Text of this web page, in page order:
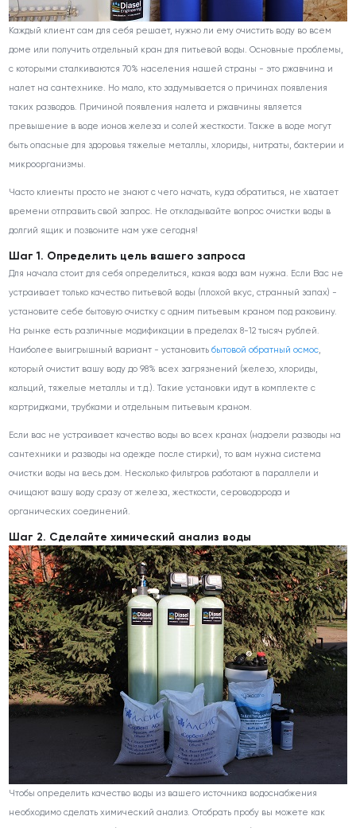
Каждый клиент сам для себя решает, нужно ли ему очистить воду во всем
доме или получить отдельный кран для питьевой воды. Основные проблемы,
с которыми сталкиваются 70% населения нашей страны - это ржавчина и
налет на сантехнике. Но мало, кто задумывается о причинах появления
таких разводов. Причиной появления налета и ржавчины является
превышение в воде ионов железа и солей жесткости. Также в воде могут
быть опасные для здоровья тяжелые металлы, хлориды, нитраты, бактерии и
микроорганизмы.
Часто клиенты просто не знают с чего начать, куда обратиться, не хватает
времени отправить свой запрос. Не откладывайте вопрос очистки воды в
долгий ящик и позвоните нам уже сегодня!
Шаг 1. Определить цель вашего запроса
Для начала стоит для себя определиться, какая вода вам нужна. Если Вас не
устраивает только качество питьевой воды (плохой вкус, странный запах) -
установите себе бытовую очистку с одним питьевым краном под раковину.
На рынке есть различные модификации в пределах 8-12 тысяч рублей.
Наиболее выигрышный вариант - установитьбытовой обратный осмос,
который очистит вашу воду до 98% всех загрязнений (железо, хлориды,
кальций, тяжелые металлы и т.д.). Такие установки идут в комплекте с
картриджами, трубками и отдельным питьевым краном.
Если вас не устраивает качество воды во всех кранах (надоели разводы на
сантехники и разводы на одежде после стирки), то вам нужна система
очистки воды на весь дом. Несколько фильтров работают в параллели и
очищают вашу воду сразу от железа, жесткости, сероводорода и
органических соединений.
Шаг 2. Сделайте химический анализ воды
Чтобы определить качество воды из вашего источника водоснабжения
необходимо сделать химический анализ. Отобрать пробу вы можете как